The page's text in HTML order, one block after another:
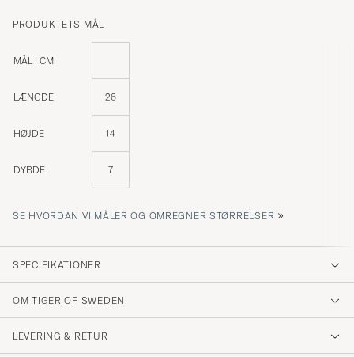
PRODUKTETS MÅL
MÅL I CM
LÆNGDE 26
HØJDE 14
DYBDE 7
SE HVORDAN VI MÅLER OG OMREGNER STØRRELSER »
SPECIFIKATIONER
OM TIGER OF SWEDEN
LEVERING & RETUR